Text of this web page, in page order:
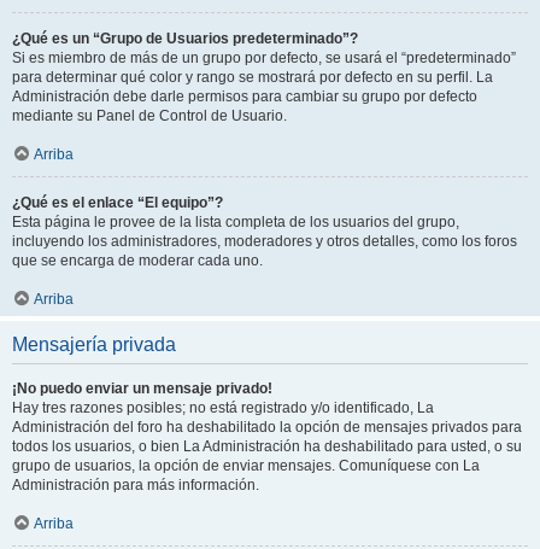
¿Qué es un “Grupo de Usuarios predeterminado”?
Si es miembro de más de un grupo por defecto, se usará el “predeterminado”
para determinar qué color y rango se mostrará por defecto en su perfil. La
Administración debe darle permisos para cambiar su grupo por defecto
mediante su Panel de Control de Usuario.
Arriba
¿Qué es el enlace “El equipo”?
Esta página le provee de la lista completa de los usuarios del grupo,
incluyendo los administradores, moderadores y otros detalles, como los foros
que se encarga de moderar cada uno.
Arriba
Mensajería privada
¡No puedo enviar un mensaje privado!
Hay tres razones posibles; no está registrado y/o identificado, La
Administración del foro ha deshabilitado la opción de mensajes privados para
todos los usuarios, o bien La Administración ha deshabilitado para usted, o su
grupo de usuarios, la opción de enviar mensajes. Comuníquese con La
Administración para más información.
Arriba